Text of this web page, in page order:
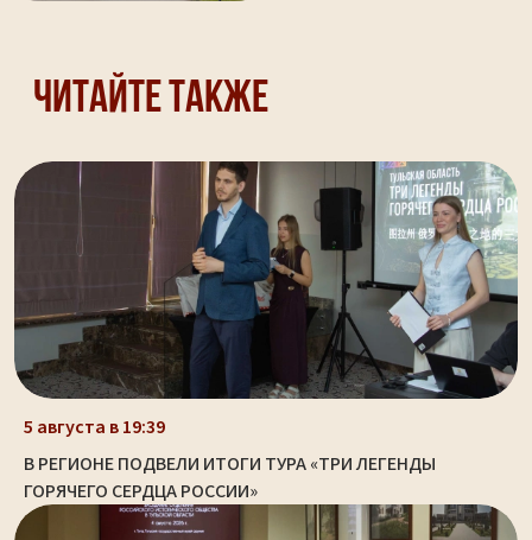
Читайте также
5 августа в 19:39
В РЕГИОНЕ ПОДВЕЛИ ИТОГИ ТУРА «ТРИ ЛЕГЕНДЫ
ГОРЯЧЕГО СЕРДЦА РОССИИ»